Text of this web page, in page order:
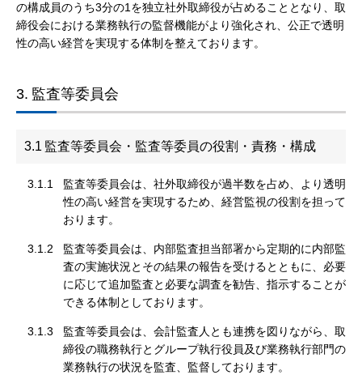
の構成員のうち3分の1を独立社外取締役が占めることとなり、取
締役会における業務執行の監督機能がより強化され、公正で透明
性の高い経営を実現する体制を整えております。
3. 監査等委員会
3.1 監査等委員会・監査等委員の役割・責務・構成
3.1.1
監査等委員会は、社外取締役が過半数を占め、より透明
性の高い経営を実現するため、経営監視の役割を担って
おります。
3.1.2
監査等委員会は、内部監査担当部署から定期的に内部監
査の実施状況とその結果の報告を受けるとともに、必要
に応じて追加監査と必要な調査を勧告、指示することが
できる体制としております。
3.1.3
監査等委員会は、会計監査人とも連携を図りながら、取
締役の職務執行とグループ執行役員及び業務執行部門の
業務執行の状況を監査、監督しております。